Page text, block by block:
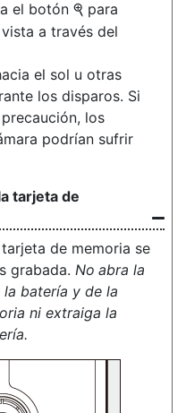
el botón X para
a través del
el sol u otras
los disparos. Si
los
podrían sufrir
tarjeta de
de memoria se
grabada. No abra la
batería y de la
ni extraiga la